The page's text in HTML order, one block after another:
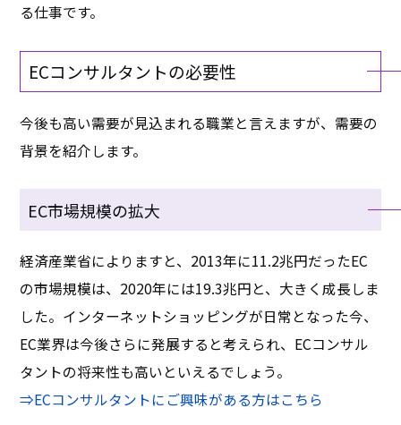
る仕事です。
ECコンサルタントの必要性
今後も高い需要が見込まれる職業と言えますが、需要の
背景を紹介します。
EC市場規模の拡大
経済産業省によりますと、2013年に11.2兆円だったEC
の市場規模は、2020年には19.3兆円と、大きく成長しま
した。インターネットショッピングが日常となった今、
EC業界は今後さらに発展すると考えられ、ECコンサル
タントの将来性も高いといえるでしょう。
⇒ECコンサルタントにご興味がある方はこちら